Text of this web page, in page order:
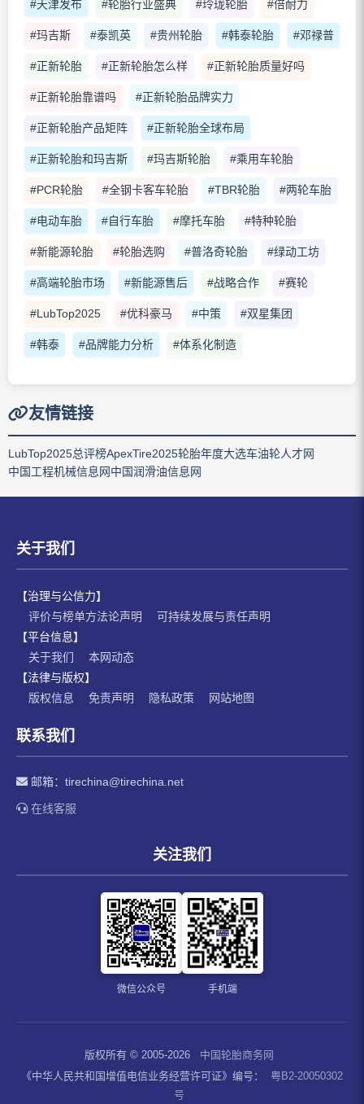
#天津发布 #轮胎行业盛典 #玲珑轮胎 #倍耐力
#玛吉斯 #泰凯英 #贵州轮胎 #韩泰轮胎 #邓禄普
#正新轮胎 #正新轮胎怎么样 #正新轮胎质量好吗
#正新轮胎靠谱吗 #正新轮胎品牌实力
#正新轮胎产品矩阵 #正新轮胎全球布局
#正新轮胎和玛吉斯 #玛吉斯轮胎 #乘用车轮胎
#PCR轮胎 #全钢卡客车轮胎 #TBR轮胎 #两轮车胎
#电动车胎 #自行车胎 #摩托车胎 #特种轮胎
#新能源轮胎 #轮胎选购 #普洛奇轮胎 #绿动工坊
#高端轮胎市场 #新能源售后 #战略合作 #赛轮
#LubTop2025 #优科豪马 #中策 #双星集团
#韩泰 #品牌能力分析 #体系化制造
友情链接
LubTop2025总评榜ApexTire2025轮胎年度大选车油轮人才网
中国工程机械信息网中国润滑油信息网
关于我们
【治理与公信力】
评价与榜单方法论声明
可持续发展与责任声明
【平台信息】
关于我们
本网动态
【法律与版权】
版权信息
免责声明 隐私政策 网站地图
联系我们
邮箱： tirechina@tirechina.net
在线客服
关注我们
微信公众号 手机端
版权所有 © 2005-2026
中国轮胎商务网
《中华人民共和国增值电信业务经营许可证》编号：
粤B2-20050302
号